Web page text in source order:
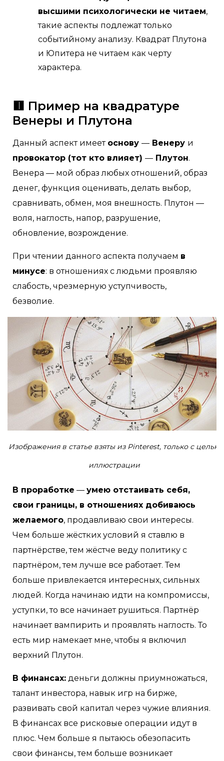
высшими психологически не читаем,
такие аспекты подлежат только
событийному анализу. Квадрат Плутона
и Юпитера не читаем как черту
характера.
🟥 Пример на квадратуре
Венеры и Плутона
Данный аспект имеет основу — Венеру и
провокатор (тот кто влияет) — Плутон.
Венера — мой образ любых отношений, образ
денег, функция оценивать, делать выбор,
сравнивать, обмен, моя внешность. Плутон —
воля, наглость, напор, разрушение,
обновление, возрождение.
При чтении данного аспекта получаем в
минусе: в отношениях с людьми проявляю
слабость, чрезмерную уступчивость,
безволие.
Изображения в статье взяты из Pinterest, только с целью
иллюстрации
В проработке — умею отстаивать себя,
свои границы, в отношениях добиваюсь
желаемого, продавливаю свои интересы.
Чем больше жёстких условий я ставлю в
партнёрстве, тем жёстче веду политику с
партнёром, тем лучше все работает. Тем
больше привлекается интересных, сильных
людей. Когда начинаю идти на компромиссы,
уступки, то все начинает рушиться. Партнёр
начинает вампирить и проявлять наглость. То
есть мир намекает мне, чтобы я включил
верхний Плутон.
В финансах: деньги должны приумножаться,
талант инвестора, навык игр на бирже,
развивать свой капитал через чужие влияния.
В финансах все рисковые операции идут в
плюс. Чем больше я пытаюсь обезопасить
свои финансы, тем больше возникает